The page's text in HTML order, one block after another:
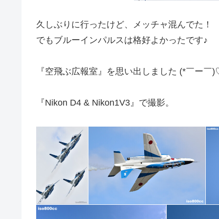
久しぶりに行ったけど、メッチャ混んでた！
でもブルーインパルスは格好よかったです♪
『空飛ぶ広報室』を思い出しました (*￣ー￣
『Nikon D4 & Nikon1V3』で撮影。